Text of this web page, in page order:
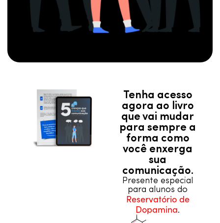
Tenha acesso
agora ao livro
que vai mudar
para sempre a
forma como
você enxerga
sua
comunicação.
Presente especial
para alunos do
Reservatório de
Dopamina.